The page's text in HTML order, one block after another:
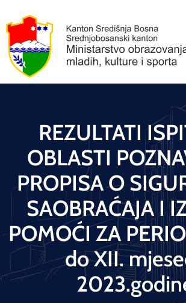
REZULTATI
OBLASTI
PROPISA O
SAOBRAĆAJA I
POMOĆI ZA
do XII.